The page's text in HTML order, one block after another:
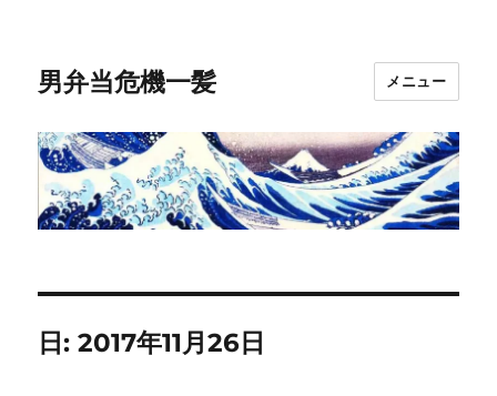
男弁当危機一髪 メニュー
日:2017年11月26日